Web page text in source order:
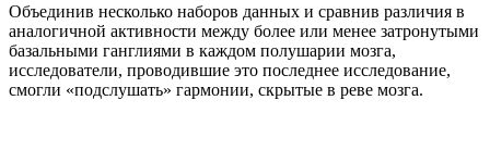
Объединив несколько наборов данных и сравнив различия в
аналогичной активности между более или менее затронутыми
базальными ганглиями в каждом полушарии мозга,
исследователи, проводившие это последнее исследование,
смогли «подслушать» гармонии, скрытые в реве мозга.